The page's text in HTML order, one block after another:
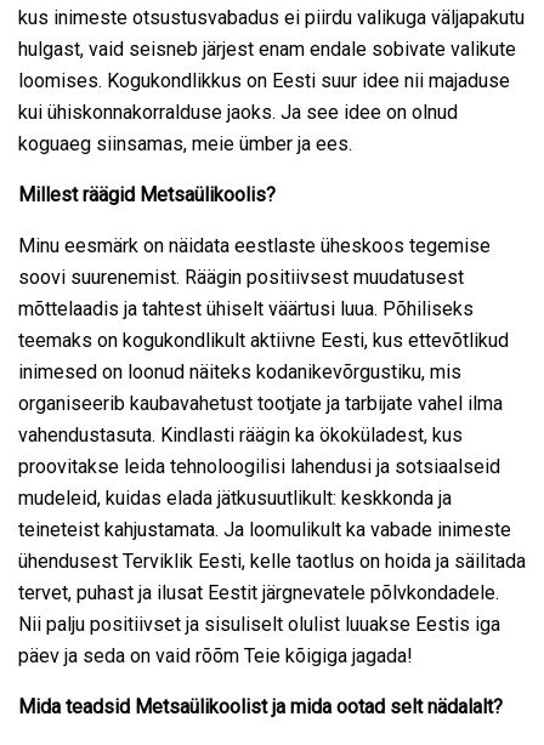
kus inimeste otsustusvabadus ei piirdu valikuga väljapakutu
hulgast, vaid seisneb järjest enam endale sobivate valikute
loomises. Kogukondlikkus on Eesti suur idee nii majaduse
kui ühiskonnakorralduse jaoks. Ja see idee on olnud
koguaeg siinsamas, meie ümber ja ees.
Millest räägid Metsaülikoolis?
Minu eesmärk on näidata eestlaste üheskoos tegemise
soovi suurenemist. Räägin positiivsest muudatusest
mõttelaadis ja tahtest ühiselt väärtusi luua. Põhiliseks
teemaks on kogukondlikult aktiivne Eesti, kus ettevõtlikud
inimesed on loonud näiteks kodanikevõrgustiku, mis
organiseerib kaubavahetust tootjate ja tarbijate vahel ilma
vahendustasuta. Kindlasti räägin ka ökoküladest, kus
proovitakse leida tehnoloogilisi lahendusi ja sotsiaalseid
mudeleid, kuidas elada jätkusuutlikult: keskkonda ja
teineteist kahjustamata. Ja loomulikult ka vabade inimeste
ühendusest Terviklik Eesti, kelle taotlus on hoida ja säilitada
tervet, puhast ja ilusat Eestit järgnevatele põlvkondadele.
Nii palju positiivset ja sisuliselt olulist luuakse Eestis iga
päev ja seda on vaid rõõm Teie kõigiga jagada!
Mida teadsid Metsaülikoolist ja mida ootad selt nädalalt?